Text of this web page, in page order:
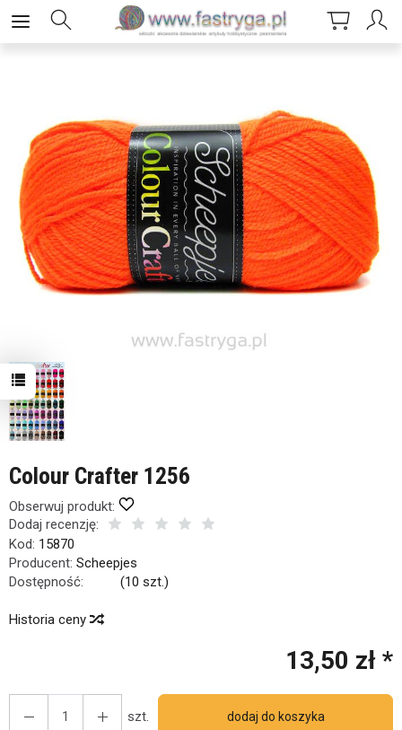
Colour Crafter 1256
Obserwuj produkt:
Dodaj recenzję:
Kod: 15870
Producent: Scheepjes
Dostępność:
(10 szt.)
Historia ceny
13,50 zł *
szt. dodaj do koszyka